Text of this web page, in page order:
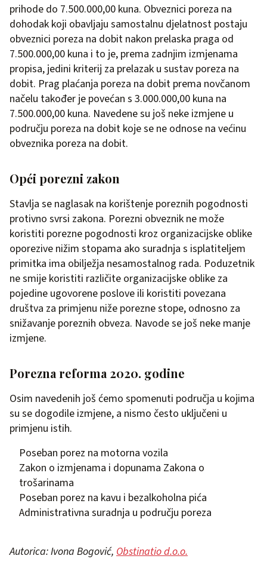
prihode do 7.500.000,00 kuna. Obveznici poreza na
dohodak koji obavljaju samostalnu djelatnost postaju
obveznici poreza na dobit nakon prelaska praga od
7.500.000,00 kuna i to je, prema zadnjim izmjenama
propisa, jedini kriterij za prelazak u sustav poreza na
dobit. Prag plaćanja poreza na dobit prema novčanom
načelu također je povećan s 3.000.000,00 kuna na
7.500.000,00 kuna. Navedene su još neke izmjene u
području poreza na dobit koje se ne odnose na većinu
obveznika poreza na dobit.
Opći porezni zakon
Stavlja se naglasak na korištenje poreznih pogodnosti
protivno svrsi zakona. Porezni obveznik ne može
koristiti porezne pogodnosti kroz organizacijske oblike
oporezive nižim stopama ako suradnja s isplatiteljem
primitka ima obilježja nesamostalnog rada. Poduzetnik
ne smije koristiti različite organizacijske oblike za
pojedine ugovorene poslove ili koristiti povezana
društva za primjenu niže porezne stope, odnosno za
snižavanje poreznih obveza. Navode se još neke manje
izmjene.
Porezna reforma 2020. godine
Osim navedenih još ćemo spomenuti područja u kojima
su se dogodile izmjene, a nismo često uključeni u
primjenu istih.
Poseban porez na motorna vozila
Zakon o izmjenama i dopunama Zakona o
trošarinama
Poseban porez na kavu i bezalkoholna pića
Administrativna suradnja u području poreza
Autorica: Ivona Bogović, Obstinatio d.o.o.